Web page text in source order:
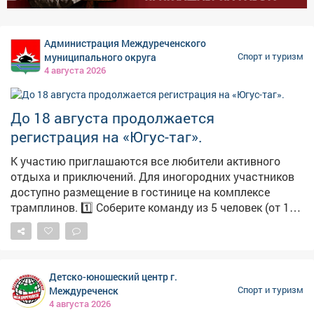
котором активно участвуют и туристы из Кузбасса.
города, форумы и фестивали: «Дикоросы», «В Сибири -
есть!», «Летосфера» и «Обские фестивали». В
минувшие выходные завершился авиапраздник «Вива
авиа!». С 21 по 23 августа в городе пройдёт фестиваль
исторической реконструкции «Княжий двор». Фото:
Густаво Зырянов
Администрация Междуреченского
муниципального округа
4 августа 2026
Спорт и туризм
До 18 августа продолжается
регистрация на «Югус-таг».
К участию приглашаются все любители активного
отдыха и приключений. Для иногородних участников
доступно размещение в гостинице на комплексе
трамплинов. 1️⃣ Соберите команду из 5 человек (от 16
лет, пол значения не имеет). 2️⃣ Внесите взнос. 3️⃣
Покорите трассу «Югус-таг». В программе: забеги,
испытание с автомобилем. 📞 Подробная информация
по тел.: 8-923-467-93-53. #югустаг#visitkuzbass#югус
Детско-юношеский центр г.
Междуреченск
4 августа 2026
Спорт и туризм